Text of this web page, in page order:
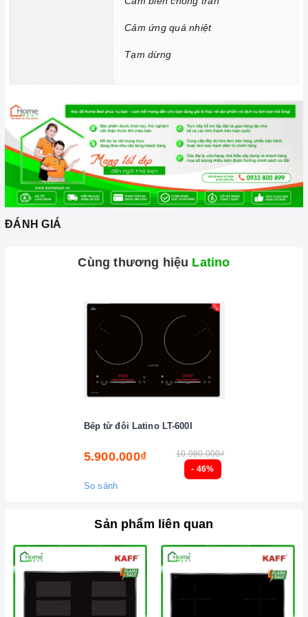
bị tràn ra mặt bếp, cảm ứng sẽ phát ra tiếng bíp và tự động
tắt để đảm bảo an toàn cho người dùng và giữ cho bếp sạch
Chức năng Cảm ứng quá nhiệt:
người dùng mã lỗi E1 trên bảng điều khiển.
Chức năng Tạm dừng:Giúp bạn có thể tạm dừng cài đặt
chương trình, nghĩa là các vùng nấu có thể bị tạm dừng và
sau đó khi nhấn lại, nó sẽ tiếp tục quá trình nấu.
2. Một số lưu ý khi sử dụng sản phẩm
thép không gỉ, gang, gang tráng men hoặc các vật liệu từ
đồng, nhôm, trừ khi đáy nồi có đặc tính từ tính (hút được
Cần chọn đáy nồi nhẵn và bằng phẳng, tránh những loại có
rãnh hoặc nồi đáy lõm.
Không sử dụng dụng cụ nấu ăn mỏng hoặc chất lượng thấp,
vì sẽ tạo ra rất nhiều tiếng ồn trong khi nấu, đồng thời dễ ảnh
Nên chọn nồi có đường kính đáy phù hợp với vùng nấu,
không nhỏ quá cũng không to quá vì dễ gây ra sự cố không
Lưu ý trong quá trình nấu
Đảm bảo đọc hướng dẫn sử dụng kèm theo để biết điện áp
và dòng điện yêu cầu cũng như các thông số kỹ thuật khác.
Làm theo hướng dẫn của nhà sản xuất.
Đặt bếp trên bề mặt phẳng, ổn định.
Cảm ứng quá nhiệt
Tạm dừng
ĐÁNH GIÁ
Cùng thương hiệu Latino
- 46%
Bếp từ đôi Latino LT-600I
5.900.000₫ 10.980.000₫
So sánh
Sản phẩm liên quan